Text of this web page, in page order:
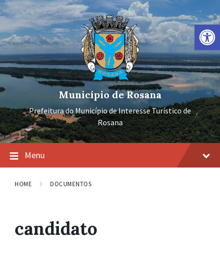
Barra de Ferramentas Aberta
Ir
para
conteúdo
Pular
para
navegação
principal
Pular
para
rodapé
Município de Rosana
Prefeitura do Município de Interesse Turístico de
Rosana
Menu
HOME DOCUMENTOS
candidato